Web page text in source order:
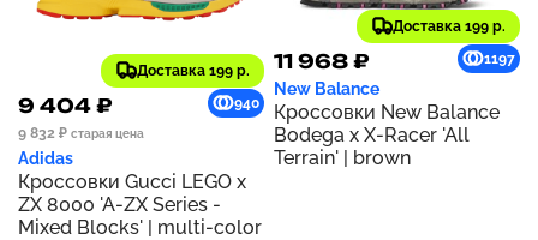
Доставка 199 р.
9 404 ₽
940
9 832 ₽ старая цена
Adidas
Кроссовки Gucci LEGO x
ZX 8000 'A-ZX Series -
Mixed Blocks' | multi-color
Доставка 199 р.
11 968 ₽ 1197
New Balance
Кроссовки New Balance
Bodega x X-Racer 'All
Terrain' | brown